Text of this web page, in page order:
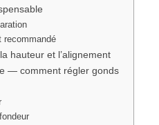
recommandé
hauteur et l’alignement
— comment régler gonds